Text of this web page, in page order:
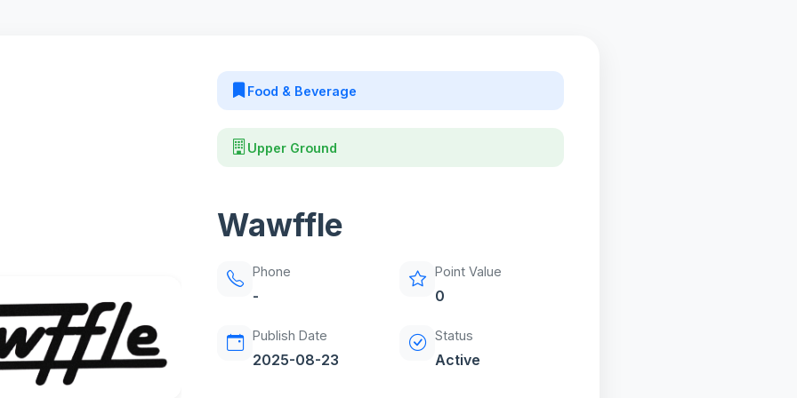
Food & Beverage
Upper Ground
Wawffle
Phone
-
Point Value
0
Publish Date
2025-08-23
Status
Active